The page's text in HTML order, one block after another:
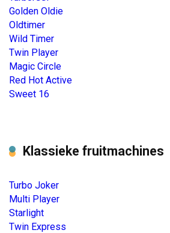
Golden Oldie
Oldtimer
Wild Timer
Twin Player
Magic Circle
Red Hot Active
Sweet 16
Klassieke fruitmachines
Turbo Joker
Multi Player
Starlight
Twin Express